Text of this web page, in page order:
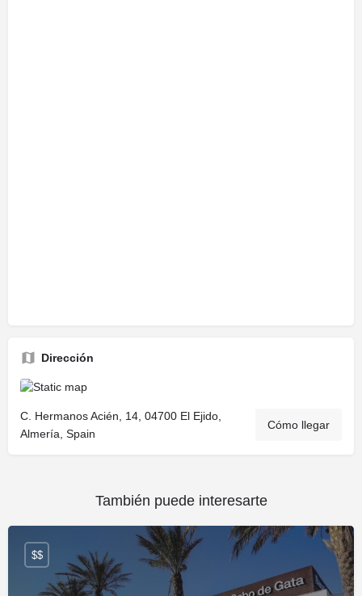
Dirección
C. Hermanos Acién, 14, 04700 El Ejido,
Almería, Spain
Cómo llegar
También puede interesarte
$$